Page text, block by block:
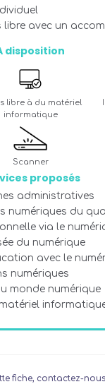
libre avec un
disposition
libre à du matériel
informatique
Scanner
proposés
administratives
numériques du
via le
du numérique
avec le
numériques
monde numérique
fiche, contactez-nous